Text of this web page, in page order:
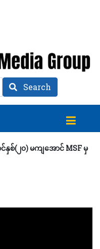
Search
နှစ်(၂၀) မကျအောင် MSF မှ